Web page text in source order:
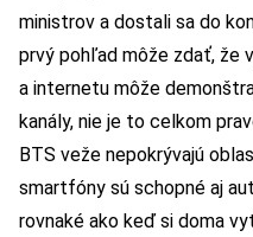
ministrov a dostali sa do
prvý pohľad môže zdať, že
a internetu môže
kanály, nie je to celkom
BTS veže nepokrývajú
smartfóny sú schopné aj
rovnaké ako keď si doma